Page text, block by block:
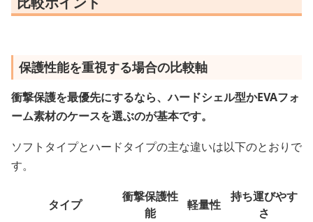
保護性能を重視する場合の比較軸
衝撃保護を最優先にするなら、ハードシェル型かEVAフォ
ーム素材のケースを選ぶのが基本です。
ソフトタイプとハードタイプの主な違いは以下のとおりで
す。
タイプ
衝撃保護性
能
軽量性
持ち運びやす
さ